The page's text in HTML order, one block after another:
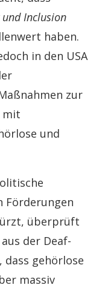
Inclusion
haben.
in den USA
zur
mit
und
Förderungen
überprüft
der Deaf-
gehörlose
massiv